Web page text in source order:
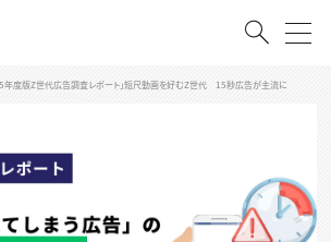
年度版Z世代広告調査レポート」短尺動画を好むZ世代 15秒広告が主流に